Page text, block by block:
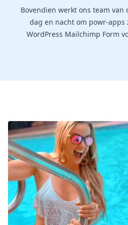
Bovendien werkt ons team
dag en nacht om powr-apps
WordPress Mailchimp Form